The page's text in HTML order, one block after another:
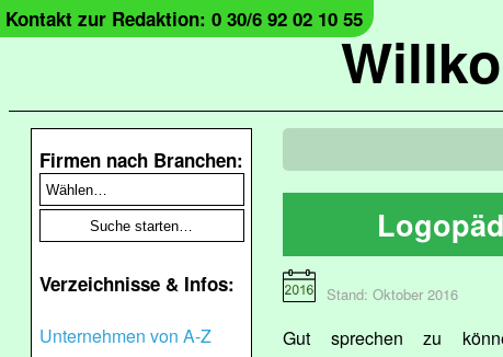
Kontakt zur Redaktion: 0 30/6 92 02 10 55
Firmen nach Branchen:
Verzeichnisse & Infos:
Unternehmen von A-Z
Stand: Oktober 2016
Gut sprechen zu